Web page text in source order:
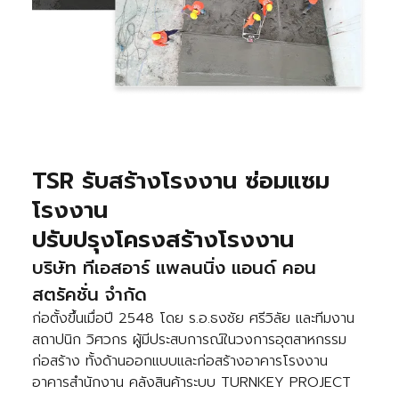
TSR รับสร้างโรงงาน ซ่อมแซม
โรงงาน
ปรับปรุงโครงสร้างโรงงาน
บริษัท ทีเอสอาร์ แพลนนิ่ง แอนด์ คอน
สตรัคชั่น จำกัด
ก่อตั้งขึ้นเมื่อปี 2548 โดย ร.อ.ธงชัย ศรีวิลัย และทีมงาน
สถาปนิก วิศวกร ผู้มีประสบการณ์ในวงการอุตสาหกรรม
ก่อสร้าง ทั้งด้านออกแบบและก่อสร้างอาคารโรงงาน
อาคารสำนักงาน คลังสินค้าระบบ TURNKEY PROJECT